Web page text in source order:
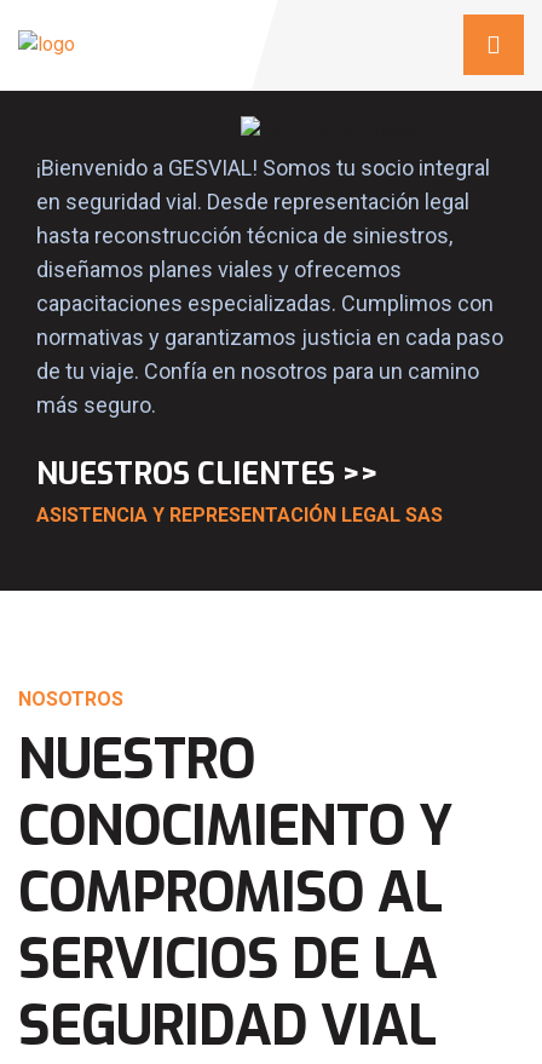
¡Bienvenido a GESVIAL! Somos tu socio integral
en seguridad vial. Desde representación legal
hasta reconstrucción técnica de siniestros,
diseñamos planes viales y ofrecemos
capacitaciones especializadas. Cumplimos con
normativas y garantizamos justicia en cada paso
de tu viaje. Confía en nosotros para un camino
más seguro.
NUESTROS CLIENTES >>
ASISTENCIA Y REPRESENTACIÓN LEGAL SAS
NOSOTROS
NUESTRO
CONOCIMIENTO Y
COMPROMISO AL
SERVICIOS DE LA
SEGURIDAD VIAL